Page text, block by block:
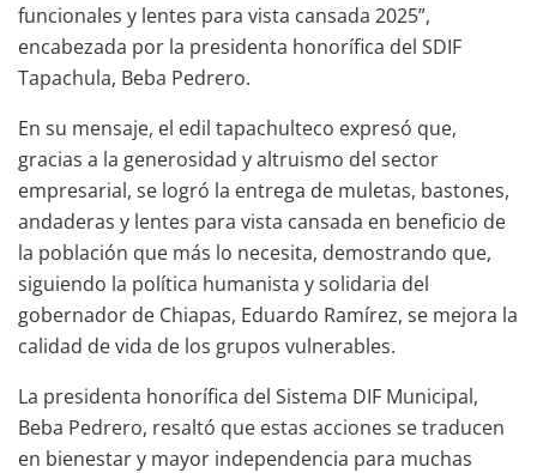
funcionales y lentes para vista cansada 2025”,
encabezada por la presidenta honorífica del SDIF
Tapachula, Beba Pedrero.
En su mensaje, el edil tapachulteco expresó que,
gracias a la generosidad y altruismo del sector
empresarial, se logró la entrega de muletas, bastones,
andaderas y lentes para vista cansada en beneficio de
la población que más lo necesita, demostrando que,
siguiendo la política humanista y solidaria del
gobernador de Chiapas, Eduardo Ramírez, se mejora la
calidad de vida de los grupos vulnerables.
La presidenta honorífica del Sistema DIF Municipal,
Beba Pedrero, resaltó que estas acciones se traducen
en bienestar y mayor independencia para muchas